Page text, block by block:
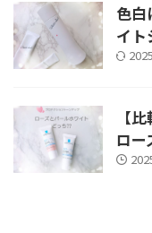
色
イト
【
ロー